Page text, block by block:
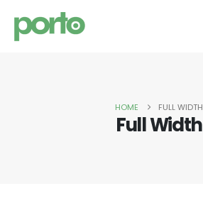
HOME FULL WIDTH
Full Width